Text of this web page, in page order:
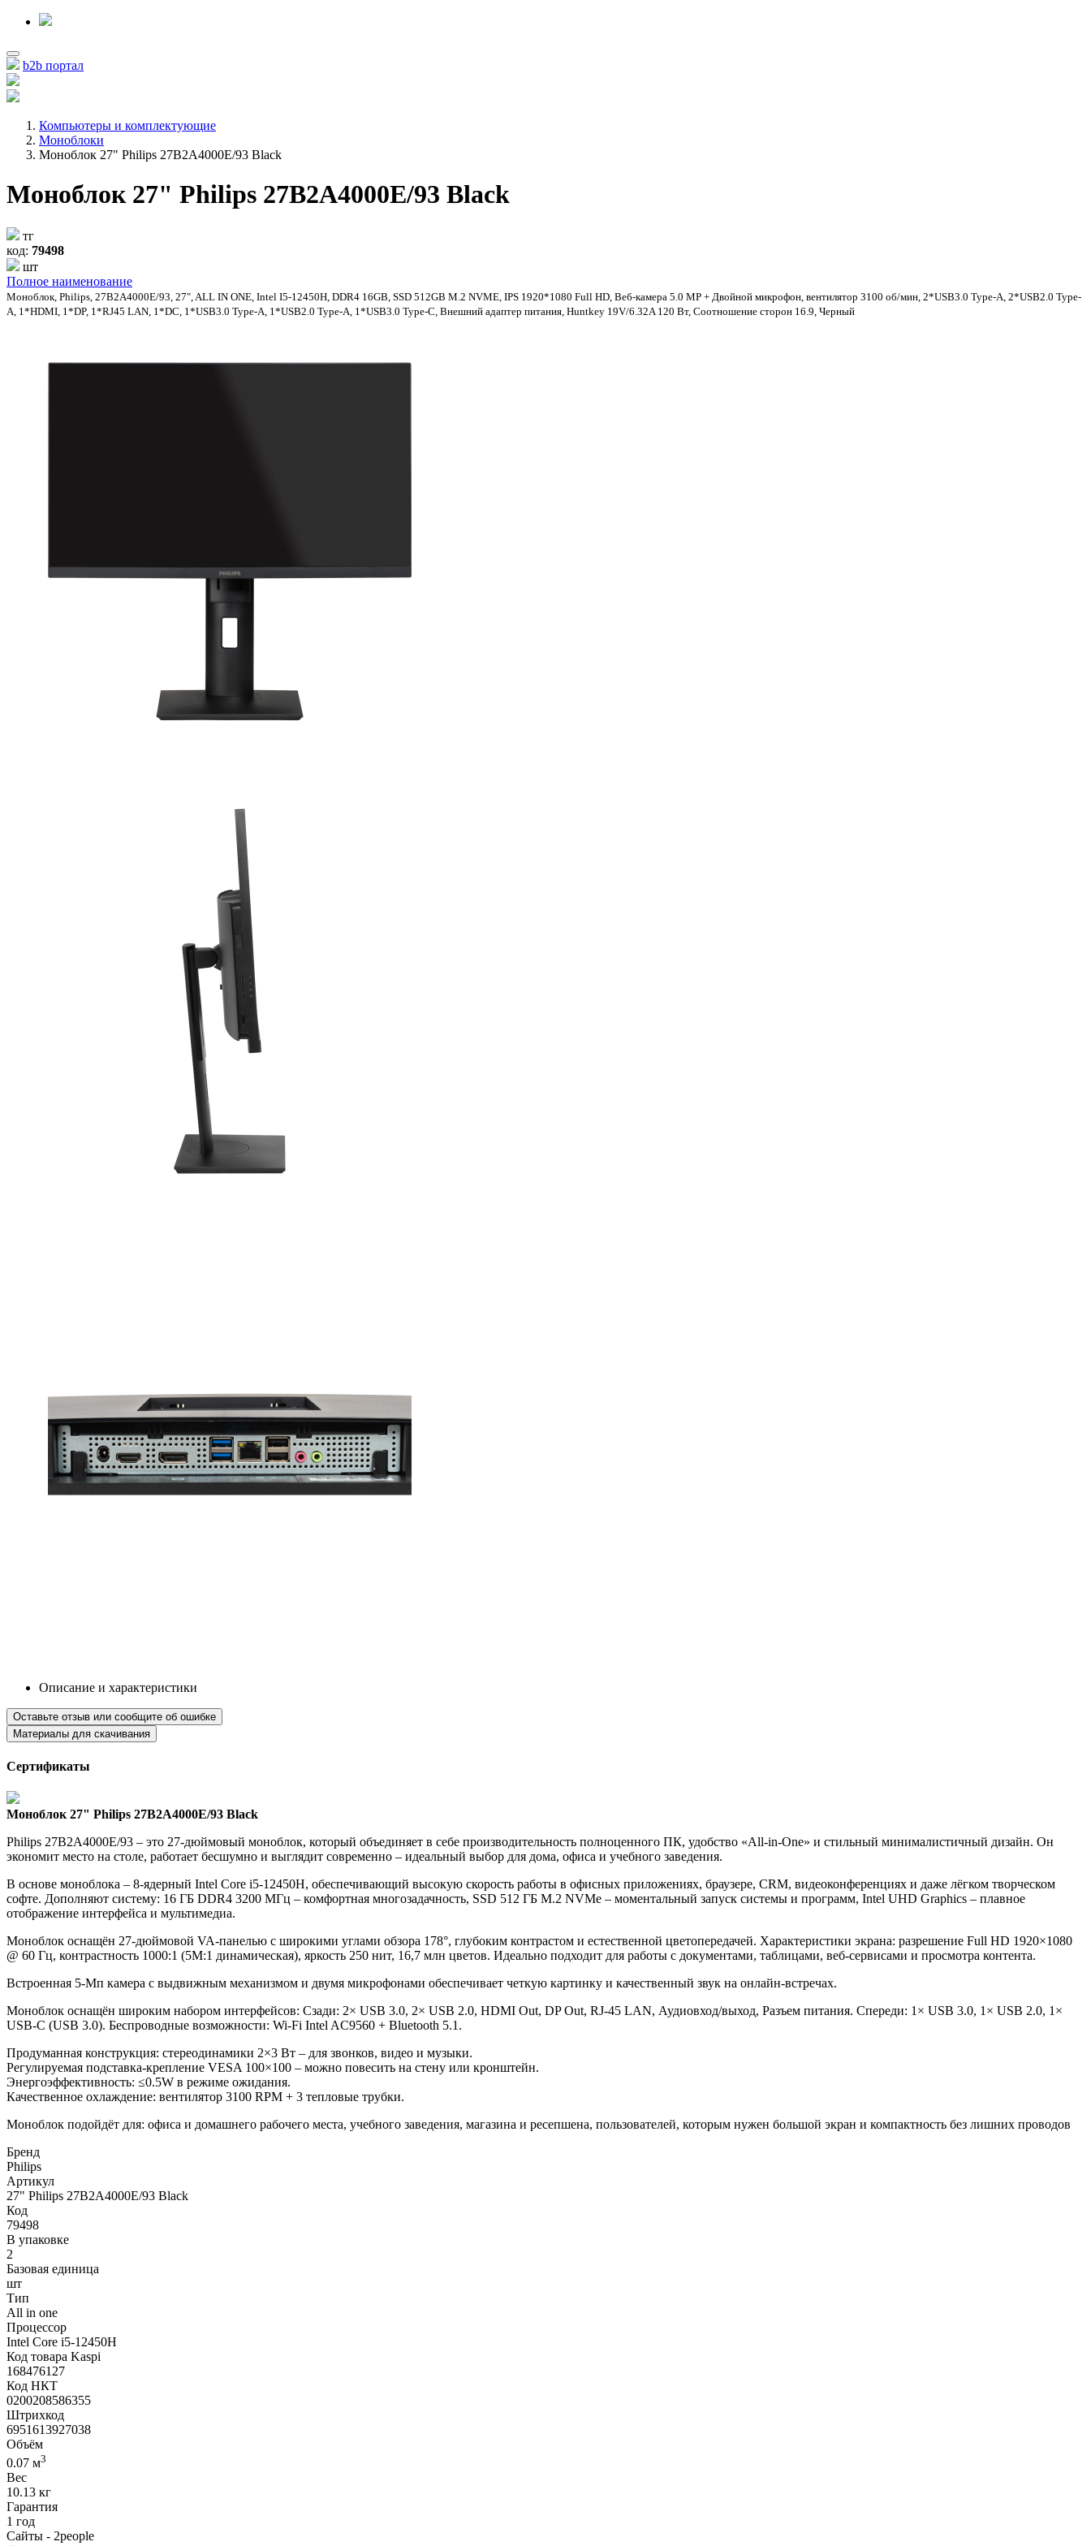
b2b портал
Компьютеры и комплектующие
Моноблоки
Моноблок 27" Philips 27B2A4000E/93 Black
Моноблок 27" Philips 27B2A4000E/93 Black
тг
код: 79498
шт
Полное наименование
Моноблок, Philips, 27B2A4000E/93, 27", ALL IN ONE, Intel I5-12450H, DDR4 16GB, SSD 512GB M.2 NVME, IPS 1920*1080 Full HD, Веб-камера 5.0 MP + Двойной микрофон, вентилятор 3100 об/мин, 2*USB3.0 Type-A, 2*USB2.0 Type-
A, 1*HDMI, 1*DP, 1*RJ45 LAN, 1*DC, 1*USB3.0 Type-A, 1*USB2.0 Type-A, 1*USB3.0 Type-C, Внешний адаптер питания, Huntkey 19V/6.32A 120 Вт, Соотношение сторон 16.9, Черный
Описание и характеристики
Оставьте отзыв или сообщите об ошибке
Материалы для скачивания
Сертификаты
Моноблок 27" Philips 27B2A4000E/93 Black
Philips 27B2A4000E/93 – это 27-дюймовый моноблок, который объединяет в себе производительность полноценного ПК, удобство «All-in-One» и стильный минималистичный дизайн. Он
экономит место на столе, работает бесшумно и выглядит современно – идеальный выбор для дома, офиса и учебного заведения.
В основе моноблока – 8-ядерный Intel Core i5-12450H, обеспечивающий высокую скорость работы в офисных приложениях, браузере, CRM, видеоконференциях и даже лёгком творческом
софте. Дополняют систему: 16 ГБ DDR4 3200 МГц – комфортная многозадачность, SSD 512 ГБ M.2 NVMe – моментальный запуск системы и программ, Intel UHD Graphics – плавное
отображение интерфейса и мультимедиа.
Моноблок оснащён 27-дюймовой VA-панелью с широкими углами обзора 178°, глубоким контрастом и естественной цветопередачей. Характеристики экрана: разрешение Full HD 1920×1080
@ 60 Гц, контрастность 1000:1 (5M:1 динамическая), яркость 250 нит, 16,7 млн цветов. Идеально подходит для работы с документами, таблицами, веб-сервисами и просмотра контента.
Встроенная 5-Мп камера с выдвижным механизмом и двумя микрофонами обеспечивает четкую картинку и качественный звук на онлайн-встречах.
Моноблок оснащён широким набором интерфейсов: Сзади: 2× USB 3.0, 2× USB 2.0, HDMI Out, DP Out, RJ-45 LAN, Аудиовход/выход, Разъем питания. Спереди: 1× USB 3.0, 1× USB 2.0, 1×
USB-C (USB 3.0). Беспроводные возможности: Wi-Fi Intel AC9560 + Bluetooth 5.1.
Продуманная конструкция: стереодинамики 2×3 Вт – для звонков, видео и музыки.
Регулируемая подставка-крепление VESA 100×100 – можно повесить на стену или кронштейн.
Энергоэффективность: ≤0.5W в режиме ожидания.
Качественное охлаждение: вентилятор 3100 RPM + 3 тепловые трубки.
Моноблок подойдёт для: офиса и домашнего рабочего места, учебного заведения, магазина и ресепшена, пользователей, которым нужен большой экран и компактность без лишних проводов
Бренд
Philips
Артикул
27" Philips 27B2A4000E/93 Black
Код
79498
В упаковке
2
Базовая единица
шт
Тип
All in one
Процессор
Intel Core i5-12450H
Код товара Kaspi
168476127
Код НКТ
0200208586355
Штрихкод
6951613927038
Объём
0.07 м3
Вес
10.13 кг
Гарантия
1 год
Сайты - 2people